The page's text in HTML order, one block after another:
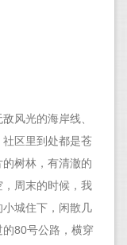
风光的海岸线、
区里到处都是苍
树林，有清澈的
周末的时候，我
城住下，闲散几
80号公路，横穿